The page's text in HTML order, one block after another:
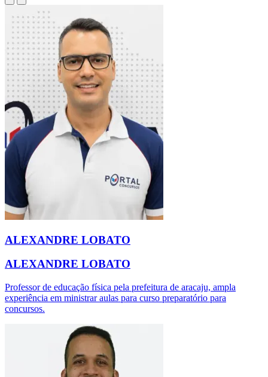
ALEXANDRE LOBATO
ALEXANDRE LOBATO
Professor de educação física pela prefeitura de aracaju, ampla
experiência em ministrar aulas para curso preparatório para
concursos.